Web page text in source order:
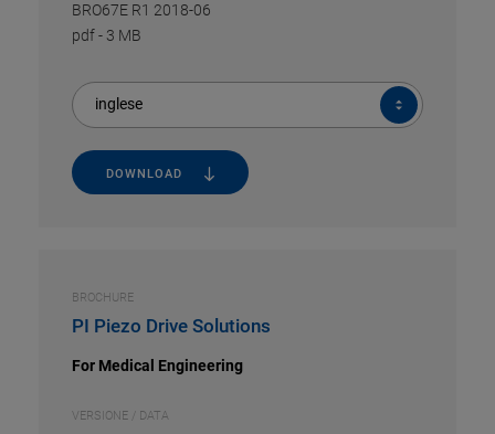
BRO67E R1 2018-06
pdf- 3 MB
inglese
DOWNLOAD
BROCHURE
PI Piezo Drive Solutions
For Medical Engineering
VERSIONE / DATA